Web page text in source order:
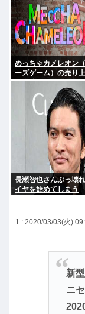
めっちゃカメレオン
ーズゲーム）の売り
円突破www
長瀬智也さんぶっ壊
イヤを始めてしまう
1 : 2020/03/03(火)
新
ニ